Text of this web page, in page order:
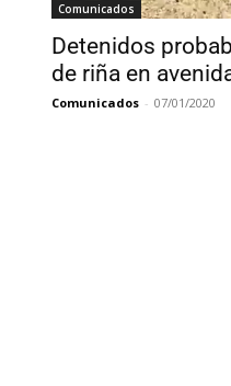
Comunicados
Detenidos
de riña en
Comunicados - 07/01/2020